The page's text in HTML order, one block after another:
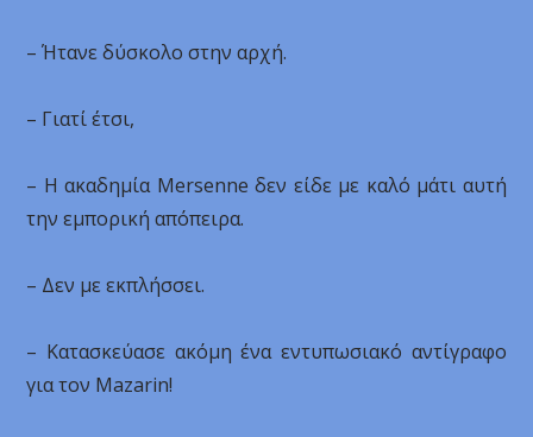
– Ήτανε δύσκολο στην αρχή.
– Γιατί έτσι,
– Η ακαδημία Μersenne δεν είδε με καλό μάτι αυτή
την εμπορική απόπειρα.
– Δεν με εκπλήσσει.
– Κατασκεύασε ακόμη ένα εντυπωσιακό αντίγραφο
για τον Mazarin!